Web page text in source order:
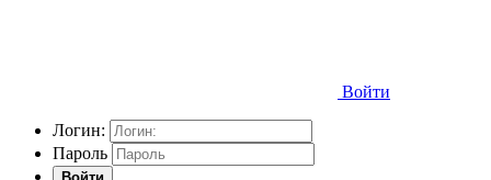
Войти
Логин:
Пароль